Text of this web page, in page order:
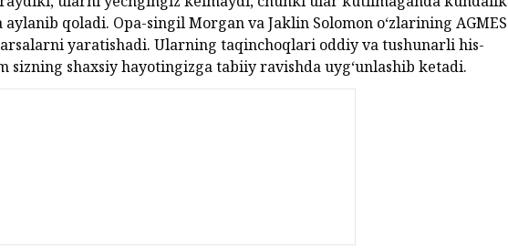
qoladi. Opa-singil Morgan va Jaklin Solomon o‘zlarining AGMES
yaratishadi. Ularning taqinchoqlari oddiy va tushunarli his-
sizning shaxsiy hayotingizga tabiiy ravishda uyg‘unlashib ketadi.